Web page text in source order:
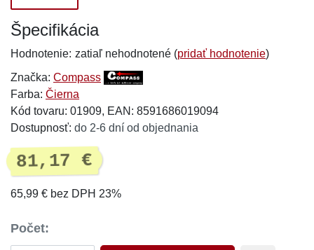
Špecifikácia
Hodnotenie: zatiaľ nehodnotené (pridať hodnotenie)
Značka: Compass
Farba: Čierna
Kód tovaru: 01909, EAN: 8591686019094
Dostupnosť: do 2-6 dní od objednania
81,17 €
65,99 € bez DPH 23%
Počet: